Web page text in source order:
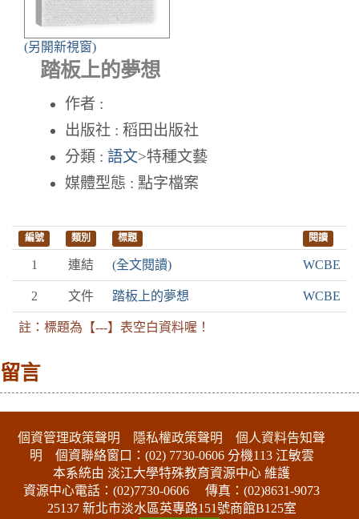
(另開新視窗)
踏板上的夢想
作者 :
出版社 : 稻田出版社
分類 : 語文>特種文藝
媒體型態 : 點字檔案
編號 類別 標題 閱讀
1 連結 (全文閱讀) WCBE
2 文件 踏板上的夢想 WCBE
註：標題為【---】表空白資料喔！
留言
個資管理政策聲明 隱私權政策聲明
個人資料告知聲
明 個資聯絡窗口：(02) 7730-0606 分機113 江敏雲
本系統由 淡江大學特殊教育資源中心 維護
資源中心電話：(02)7730-0606
傳真：(02)8631-9073
25137 新北市淡水區英專路151號商館B125室